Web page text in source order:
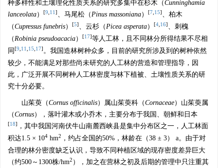
种多样性和土壤理化性质关系的研究多集中在杉木（Cunninghamia
lanceolata） [9 11 ] 、马尾松（Pinus massoniana） [7 15] 、柏木
（Cupressus funebris） [5] 、云杉（Picea asperata） [4 16] 、刺槐
（Robinia pseudoacacia） [17]等人工林，且不同林分所得结果不尽相
同 [9 11 15 17] 。我国造林树种众多，目前的研究所涉及到的树种依然
较少，不能满足对那些尚未研究的人工林的营造和管理指导，因
此，广泛开展不同树种人工林密度与林下植被、土壤性质关系的研
究十分必要。
山茱萸（Cornus officinalis）属山茱萸科（Cornaceae）山茱萸属
（Cornus），落叶灌木或小乔木，主要分布于我国、朝鲜和日本
[18]
，其中我国河南伏牛山南麓西峡县是集中分布区之一，人工林面
积达1.5 × 104 hm2
，约占全国的50%，林龄在（38 ± 3） a。由于对
合理的林分密度缺乏认识，导致不同种植区域的现存密度差异巨大
（约500～ 1300株/hm2 ），加之在营林之初及后期的管理中只注重其